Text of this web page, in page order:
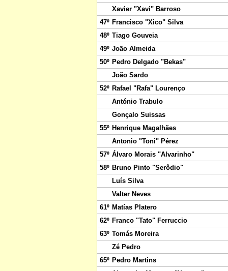
Xavier "Xavi" Barroso
47º Francisco "Xico" Silva
48º Tiago Gouveia
49º João Almeida
50º Pedro Delgado "Bekas"
João Sardo
52º Rafael "Rafa" Lourenço
António Trabulo
Gonçalo Suissas
55º Henrique Magalhães
Antonio "Toni" Pérez
57º Álvaro Morais "Alvarinho"
58º Bruno Pinto "Serôdio"
Luís Silva
Valter Neves
61º Matías Platero
62º Franco "Tato" Ferruccio
63º Tomás Moreira
Zé Pedro
65º Pedro Martins